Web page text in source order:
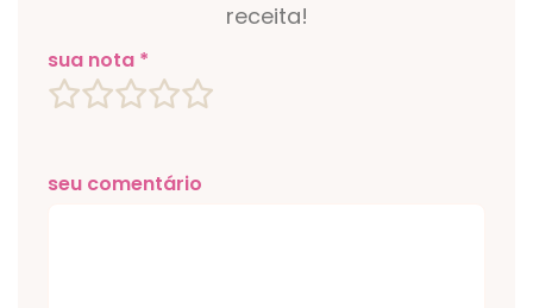
receita!
sua nota *
seu comentário